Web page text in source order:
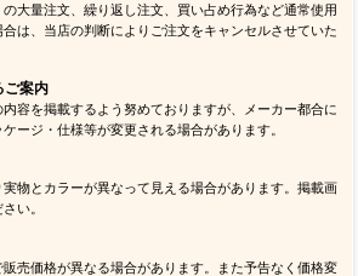
の大量注文、繰り返し注文、買い占め行為など通常使用
は、当店の判断によりご注文をキャンセルさせていた
ご案内
容を掲載するよう努めておりますが、メーカー都合に
ージ・仕様等が変更される場合があります。
物とカラーが異なって見える場合があります。掲載画
い。
売価格が異なる場合があります。また予告なく価格変